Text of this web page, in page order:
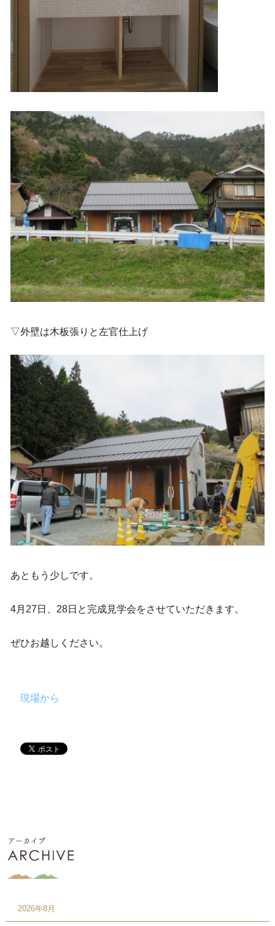
▽外壁は木板張りと左官仕上げ
あともう少しです。
4月27日、28日と完成見学会をさせていただきます。
ぜひお越しください。
現場から
2026年8月